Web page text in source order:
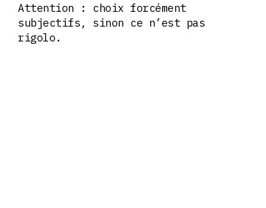
Attention : choix forcément
subjectifs, sinon ce n’est pas
rigolo.